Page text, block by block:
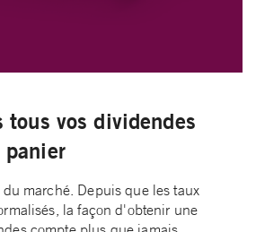
tous vos dividendes
panier
marché. Depuis que les taux
la façon d'obtenir une